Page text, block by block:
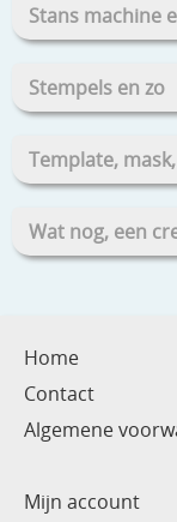
Stans machine
Stempels en zo
Template,
Wat nog, een
Home
Contact
Algemene
Mijn account